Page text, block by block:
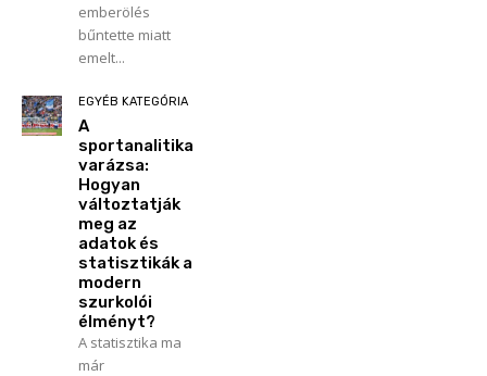
emberölés
bűntette miatt
emelt...
EGYÉB KATEGÓRIA
A
sportanalitika
varázsa:
Hogyan
változtatják
meg az
adatok és
statisztikák a
modern
szurkolói
élményt?
A statisztika ma
már